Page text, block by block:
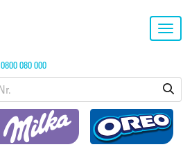
0800 080 000